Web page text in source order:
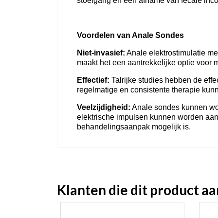
Voordelen van Anale Sondes
Niet-invasief: Anale elektrostimulatie
maakt het een aantrekkelijke optie voor
Effectief: Talrijke studies hebben de
regelmatige en consistente therapie
Veelzijdigheid: Anale sondes kunnen
elektrische impulsen kunnen worden
behandelingsaanpak mogelijk is.
Klanten die dit product